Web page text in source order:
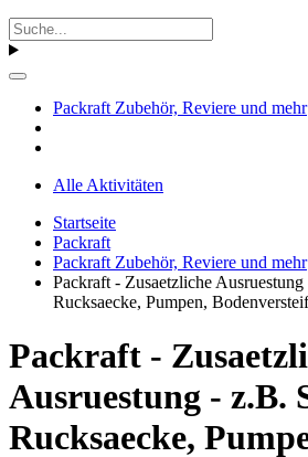
Packraft Zubehör, Reviere und mehr
Alle Aktivitäten
Startseite
Packraft
Packraft Zubehör, Reviere und mehr
Packraft - Zusaetzliche
Rucksaecke, Pumpen,
Packraft -
Ausruestung - z.B.
Rucksaecke,